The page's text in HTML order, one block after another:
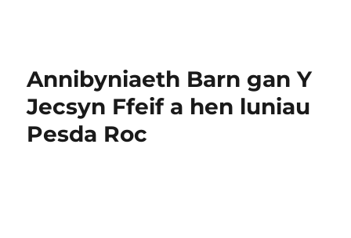
Annibyniaeth Barn gan Y
Jecsyn Ffeif a hen luniau
Pesda Roc